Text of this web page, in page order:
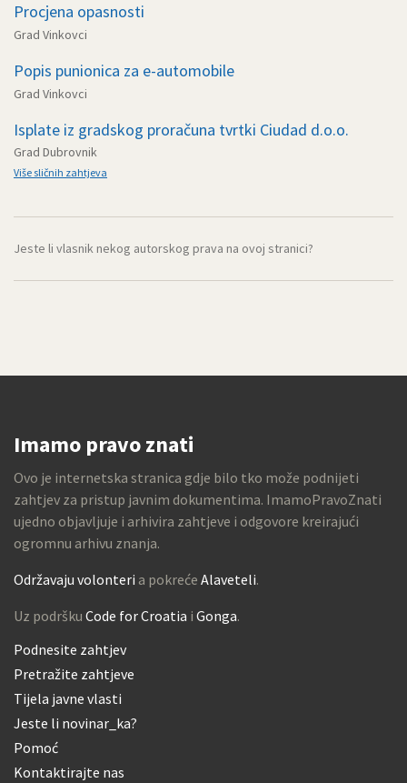
Procjena opasnosti
Grad Vinkovci
Popis punionica za e-automobile
Grad Vinkovci
Isplate iz gradskog proračuna tvrtki Ciudad d.o.o.
Grad Dubrovnik
Više sličnih zahtjeva
Jeste li vlasnik nekog autorskog prava na ovoj stranici?
Imamo pravo znati
Ovo je internetska stranica gdje bilo tko može podnijeti
zahtjev za pristup javnim dokumentima. ImamoPravoZnati
ujedno objavljuje i arhivira zahtjeve i odgovore kreirajući
ogromnu arhivu znanja.
Održavaju volonteri a pokreće Alaveteli.
Uz podršku Code for Croatia i Gonga.
Podnesite zahtjev
Pretražite zahtjeve
Tijela javne vlasti
Jeste li novinar_ka?
Pomoć
Kontaktirajte nas